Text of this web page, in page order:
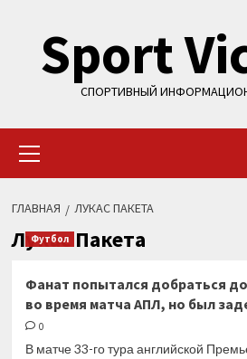
содержимому
Sport
СПОРТИВНЫЙ
меню
ГЛАВНАЯ ЛУКАС ПАКЕТА
Лукас Пакета
Футбол
Фанат попытался добраться
во время матча АПЛ, но был
0
В матче 33-го тура английской